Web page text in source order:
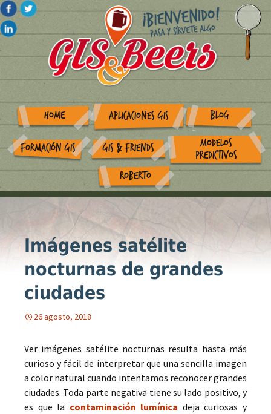
HOME APLICACIONES GIS BLOG
FORMACIÓN GIS GIS & FRIENDS
MODELOS
PREDICTIVOS
ROBERTO
Imágenes satélite
nocturnas de grandes
ciudades
26 agosto, 2018
Ver imágenes satélite nocturnas resulta hasta más
curioso y fácil de interpretar que una sencilla imagen
a color natural cuando intentamos reconocer grandes
ciudades. Toda parte negativa tiene su lado positivo, y
es que la contaminación lumínica deja curiosas y